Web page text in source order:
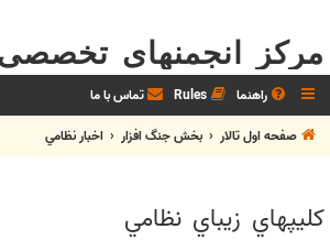
مرکز انجمنهای تخصصی
راهنما Rules تماس با ما
صفحه اول تالار
بخش جنگ افزار اخبار نظامي
کليپهاي زيباي نظامي